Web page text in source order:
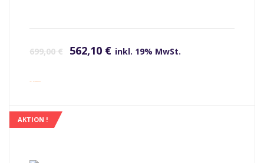
699,00€ 562,10 € inkl. 19% MwSt.
inkl. Versandkosten
AKTION !